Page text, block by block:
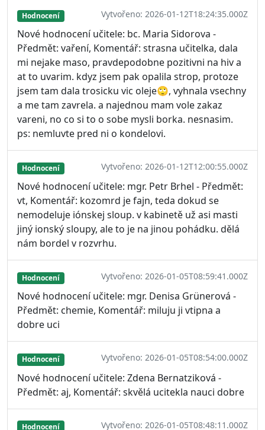
Hodnocení Vytvořeno: 2026-01-12T18:24:35.000Z
Nové hodnocení učitele: bc. Maria Sidorova -
Předmět: vaření, Komentář: strasna učitelka, dala
mi nejake maso, pravdepodobne pozitivni na hiv a
at to uvarim. kdyz jsem pak opalila strop, protoze
jsem tam dala trosicku vic oleje🙄, vyhnala vsechny
a me tam zavrela. a najednou mam vole zakaz
vareni, no co si to o sobe mysli borka. nesnasim.
ps: nemluvte pred ni o kondelovi.
Hodnocení Vytvořeno: 2026-01-12T12:00:55.000Z
Nové hodnocení učitele: mgr. Petr Brhel - Předmět:
vt, Komentář: kozomrd je fajn, teda dokud se
nemodeluje iónskej sloup. v kabinetě už asi masti
jiný ionský sloupy, ale to je na jinou pohádku. dělá
nám bordel v rozvrhu.
Hodnocení Vytvořeno: 2026-01-05T08:59:41.000Z
Nové hodnocení učitele: mgr. Denisa Grünerová -
Předmět: chemie, Komentář: miluju ji vtipna a
dobre uci
Hodnocení Vytvořeno: 2026-01-05T08:54:00.000Z
Nové hodnocení učitele: Zdena Bernatziková -
Předmět: aj, Komentář: skvělá ucitekla nauci dobre
Hodnocení Vytvořeno: 2026-01-05T08:48:11.000Z